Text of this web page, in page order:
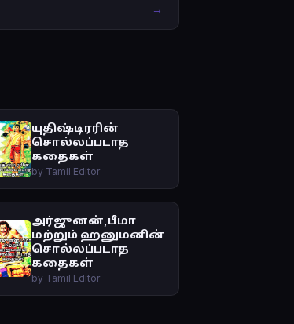
→
யுதிஷ்டிரரின்
சொல்லப்படாத
கதைகள்
by Tamil Editor
அர்ஜுனன்,பீமா
மற்றும் ஹனுமனின்
சொல்லப்படாத
கதைகள்
by Tamil Editor